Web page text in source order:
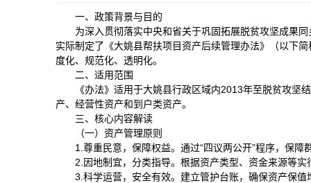
一、政策背景与目的
为深入贯彻落实中央和省关于巩固拓展脱贫攻坚成果
实际制定了《大姚县帮扶项目资产后续管理办法》（以下
度化、规范化、透明化。
二、适用范围
《办法》适用于大姚县行政区域内2013年至脱贫攻
产、经营性资产和到户类资产。
三、核心内容解读
（一）资产管理原则
1.尊重民意，保障权益。通过“四议两公开”程序，保
2.因地制宜，分类指导。根据资产类型、资金来源等
3.科学运营，安全有效。建立管护台账，确保资产保值